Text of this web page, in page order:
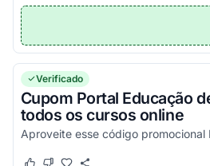
Verificado
Cupom Portal Educação
todos os cursos online